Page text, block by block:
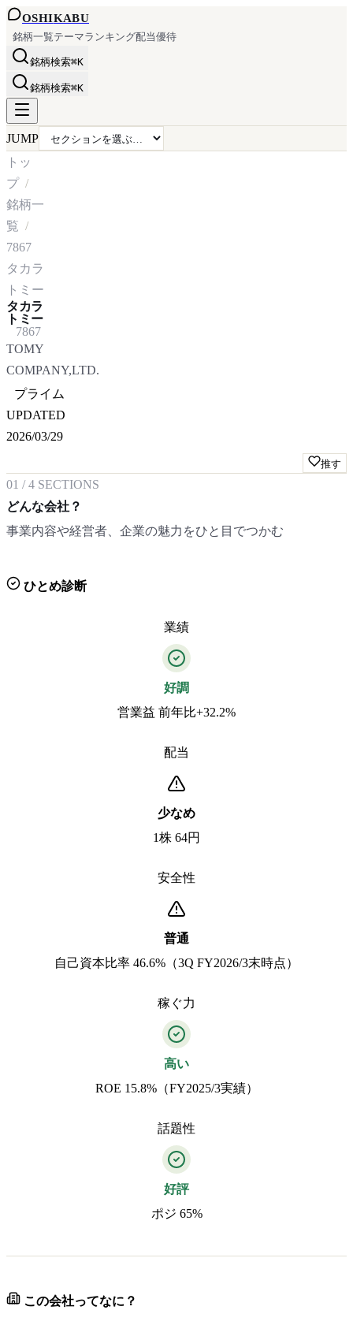
OSHIKABU
銘柄一覧テーマランキング配当優待
銘柄検索⌘K
銘柄検索⌘K
JUMP
トッ
プ
銘柄一
覧
7867
タカラ
トミー
タカラ
トミー
7867
TOMY
COMPANY,LTD.
プライム
UPDATED
2026/03/29
推す
01 /4 SECTIONS
どんな会社？
事業内容や経営者、企業の魅力をひと目でつかむ
ひとめ診断
業績
好調
営業益 前年比+32.2%
配当
少なめ
1株 64円
安全性
普通
自己資本比率 46.6%（3Q FY2026/3末時点）
稼ぐ力
高い
ROE 15.8%（FY2025/3実績）
話題性
好評
ポジ 65%
この会社ってなに？